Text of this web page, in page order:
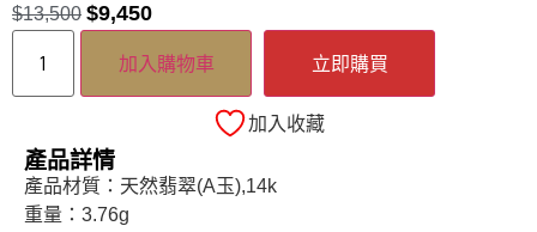
$13,500 $9,450
加入購物車 立即購買
加入收藏
產品詳情
產品材質：天然翡翠(A玉),14k
重量：3.76g